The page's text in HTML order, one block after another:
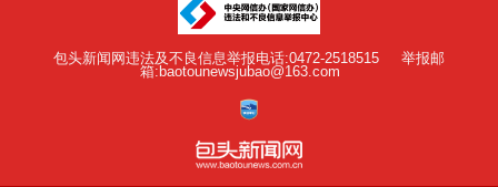
包头新闻网违法及不良信息举报电话:0472-2518515
举报邮
箱:baotounewsjubao@163.com